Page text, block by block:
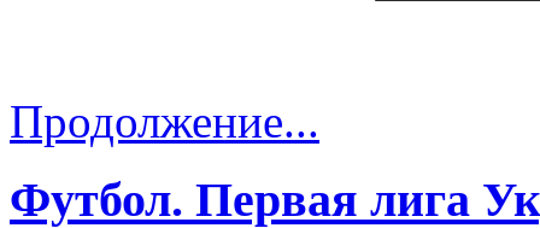
Продолжение...
Футбол. Первая лига